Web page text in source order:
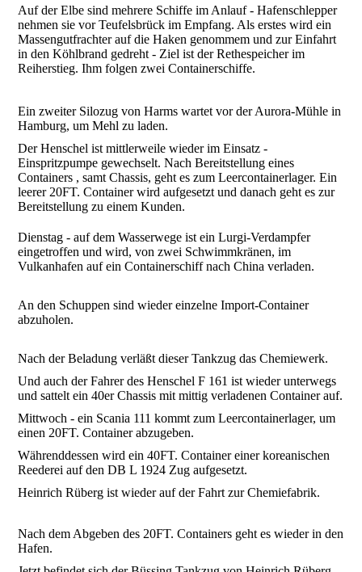
Auf der Elbe sind mehrere Schiffe im Anlauf - Hafenschlepper
nehmen sie vor Teufelsbrück im Empfang. Als erstes wird ein
Massengutfrachter auf die Haken genommem und zur Einfahrt
in den Köhlbrand gedreht - Ziel ist der Rethespeicher im
Reiherstieg. Ihm folgen zwei Containerschiffe.
Ein zweiter Silozug von Harms wartet vor der Aurora-Mühle in
Hamburg, um Mehl zu laden.
Der Henschel ist mittlerweile wieder im Einsatz -
Einspritzpumpe gewechselt. Nach Bereitstellung eines
Containers , samt Chassis, geht es zum Leercontainerlager. Ein
leerer 20FT. Container wird aufgesetzt und danach geht es zur
Bereitstellung zu einem Kunden.
Dienstag - auf dem Wasserwege ist ein Lurgi-Verdampfer
eingetroffen und wird, von zwei Schwimmkränen, im
Vulkanhafen auf ein Containerschiff nach China verladen.
An den Schuppen sind wieder einzelne Import-Container
abzuholen.
Nach der Beladung verläßt dieser Tankzug das Chemiewerk.
Und auch der Fahrer des Henschel F 161 ist wieder unterwegs
und sattelt ein 40er Chassis mit mittig verladenen Container auf.
Mittwoch - ein Scania 111 kommt zum Leercontainerlager, um
einen 20FT. Container abzugeben.
Währenddessen wird ein 40FT. Container einer koreanischen
Reederei auf den DB L 1924 Zug aufgesetzt.
Heinrich Rüberg ist wieder auf der Fahrt zur Chemiefabrik.
Nach dem Abgeben des 20FT. Containers geht es wieder in den
Hafen.